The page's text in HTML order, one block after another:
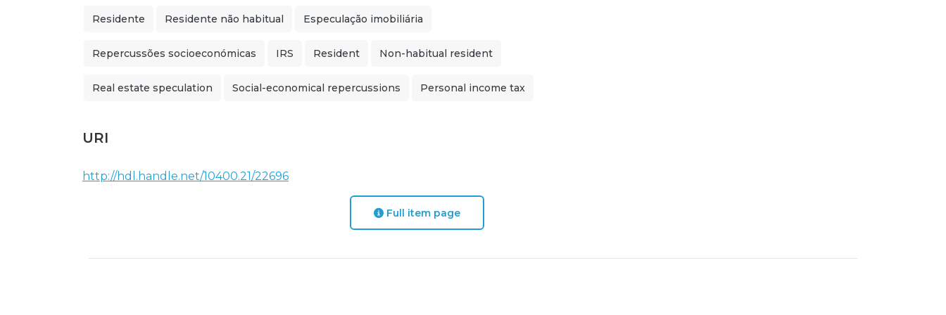
Residente Residente não habitual Especulação imobiliária
Repercussões socioeconómicas IRS Resident Non-habitual resident
Real estate speculation Social-economical repercussions Personal income tax
URI
http://hdl.handle.net/10400.21/22696
Full item page